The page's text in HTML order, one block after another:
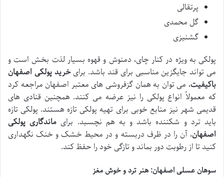
پرتقالی
گل محمدی
گشنیزی
پولکی به ویژه در کنار چای، دمنوش و قهوه بسیار لذت بخش است و
می تواند جایگزین مناسبی برای قند باشد. برایخرید پولکی اصفهان
باکیفیت، می توان به همان گزفروشی های معتبر اصفهان مراجعه کرد
که معمولاً انواع پولکی را نیز عرضه می کنند. همچنین قنادی های
قدیمی شهر نیز منابع خوبی برای تهیه پولکی تازه هستند. پولکی تازه
باید ترد و شکننده باشد و به هم نچسبد. برای ماندگاری پولکی
اصفهان، آن را در ظرف دربسته و در محیط خشک و خنک نگهداری
کنید تا از رطوبت دور بماند و تازگی خود را حفظ کند.
سوهان عسلی اصفهان: هنر ترد و خوش مغز